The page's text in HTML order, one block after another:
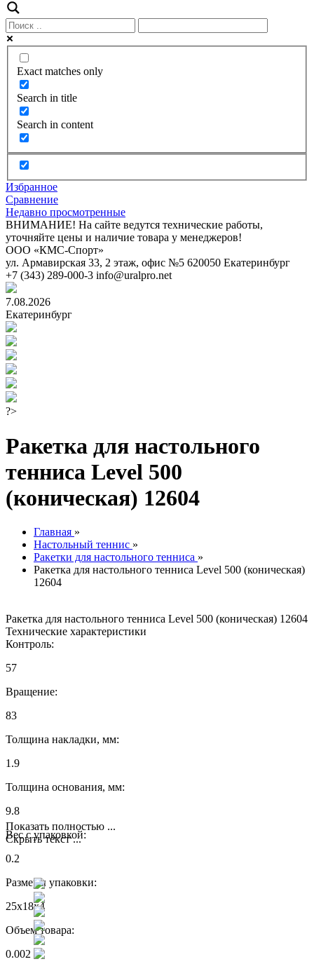
Exact matches only
Search in title
Search in content
Избранное
Сравнение
Недавно просмотренные
ВНИМАНИЕ! На сайте ведутся технические работы,
уточняйте цены и наличие товара у менеджеров!
ООО «КМС-Спорт»
ул. Армавирская 33, 2 этаж, офис №5 620050 Екатеринбург
+7 (343) 289-000-3 info@uralpro.net
7.08.2026
Екатеринбург
?>
Ракетка для настольного
тенниса Level 500
(коническая) 12604
Главная »
Настольный теннис »
Ракетки для настольного тенниса »
Ракетка для настольного тенниса Level 500 (коническая)
12604
Ракетка для настольного тенниса Level 500 (коническая) 12604
Технические характеристики
Контроль:
57
Вращение:
83
Толщина накладки, мм:
1.9
Толщина основания, мм:
9.8
Вес с упаковкой:
0.2
Размеры упаковки:
25x18x4
Объем товара:
0.002
Показать полностью ...
Скрыть текст ...